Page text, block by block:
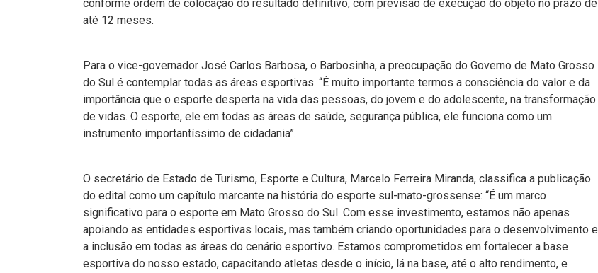
conforme ordem de colocação do resultado definitivo, com previsão de execução do objeto no prazo de
até 12 meses.
Para o vice-governador José Carlos Barbosa, o Barbosinha, a preocupação do Governo de Mato Grosso
do Sul é contemplar todas as áreas esportivas. “É muito importante termos a consciência do valor e da
importância que o esporte desperta na vida das pessoas, do jovem e do adolescente, na transformação
de vidas. O esporte, ele em todas as áreas de saúde, segurança pública, ele funciona como um
instrumento importantíssimo de cidadania”.
O secretário de Estado de Turismo, Esporte e Cultura, Marcelo Ferreira Miranda, classifica a publicação
do edital como um capítulo marcante na história do esporte sul-mato-grossense: “É um marco
significativo para o esporte em Mato Grosso do Sul. Com esse investimento, estamos não apenas
apoiando as entidades esportivas locais, mas também criando oportunidades para o desenvolvimento e
a inclusão em todas as áreas do cenário esportivo. Estamos comprometidos em fortalecer a base
esportiva do nosso estado, capacitando atletas desde o início, lá na base, até o alto rendimento, e